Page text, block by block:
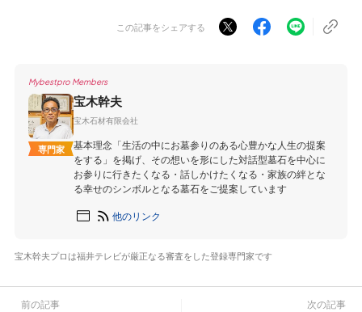
この記事をシェアする
Mybestpro Members
専門家
宝木幹夫
宝木石材有限会社
基本理念「生活の中にお墓参りのある心豊かな人生の提案
をする」を掲げ、その想いを形にした対話型墓石を中心に
お参りに行きたくなる・話しかけたくなる・家族の絆とな
る幸せのシンボルとなる墓石をご提案しています
他のリンク
宝木幹夫プロは福井テレビが厳正なる審査をした登録専門家です
前の記事 次の記事